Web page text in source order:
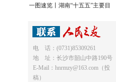
一图速览丨湖南“十五五”主要目
电 话：(0731)85309261
地 址：长沙市韶山中路190号
E-Mail：hnrmzy@163.com（投
稿）